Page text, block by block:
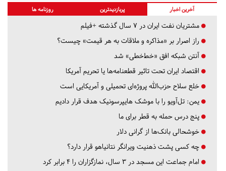
آخرین اخبار پربازدیدترین روزنامه ها
مشتریان نفت ایران در ۷ سال گذشته +فیلم
راز اصرار بر «مذاکره و ملاقات به هر قیمت» چیست؟
آنتن شبکه افق «خط‌خطی» شد
اقتصاد ایران تحت تاثیر قطعنامه‌ها یا تحریم‌ آمریکا
خلع سلاح حزب‌الله پروژه‌ای تحمیلی و آمریکایی است
یمن: تل‌آویو را با موشک هایپرسونیک هدف قرار دادیم
پنج درس‌ حمله به قطر برای ما
خوشحالی بانک‌ها از گرانی دلار
چه کسی پشت ذهنیت ویرانگر نتانیاهو قرار دارد؟
امام جماعت این مسجد در ۳ سال، نمازگزاران را ۴ برابر کرد